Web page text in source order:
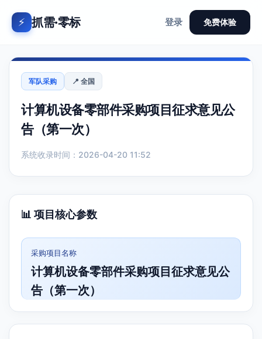
⚡ 抓需·零标 登录 免费体验
军队采购 📍 全国
计算机设备零部件采购项目征求意见公
告（第一次）
系统收录时间：2026-04-20 11:52
📊 项目核心参数
采购项目名称
计算机设备零部件采购项目征求意见公
告（第一次）